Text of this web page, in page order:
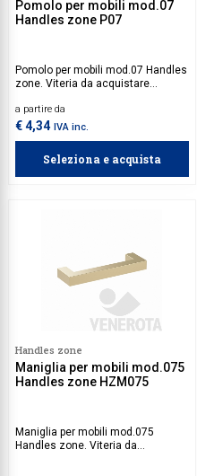
Pomolo per mobili mod.07
Handles zone P07
Pomolo per mobili mod.07 Handles
zone. Viteria da acquistare
a partire da
€ 4,34 IVA inc.
Seleziona e acquista
Handles zone
Maniglia per mobili mod.075
Handles zone HZM075
Maniglia per mobili mod.075
Handles zone. Viteria da